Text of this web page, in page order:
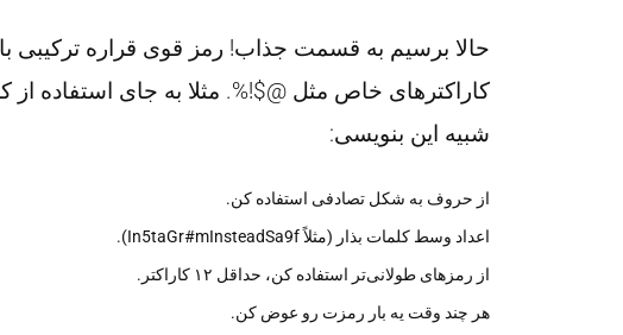
حالا برسیم به قسمت جذاب! رمز قوی قراره ترکیبی
شبیه این بنویسی:
از حروف به شکل تصادفی استفاده کن.
اعداد وسط کلمات بذار (مثلاً In5taGr#mInsteadSa9f).
از رمزهای طولانی‌تر استفاده کن، حداقل ۱۲ کاراکتر.
هر چند وقت یه بار رمزت رو عوض کن.